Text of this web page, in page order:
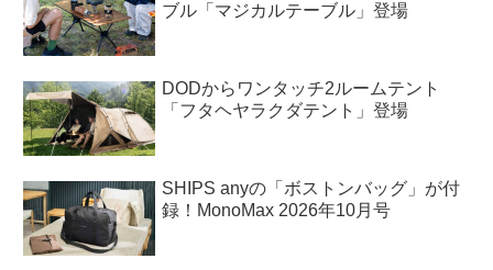
ブル「マジカルテーブル」登場
DODからワンタッチ2ルームテント
「フタヘヤラクダテント」登場
SHIPS anyの「ボストンバッグ」が付
録！MonoMax 2026年10月号